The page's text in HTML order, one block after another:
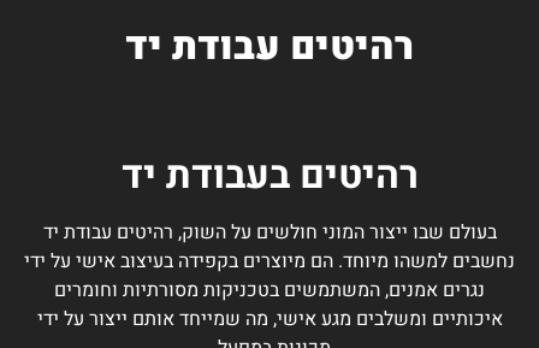
רהיטים עבודת יד
רהיטים בעבודת יד
בעולם שבו ייצור המוני חולשים על השוק, רהיטים עבודת יד
נחשבים למשהו מיוחד. הם מיוצרים בקפידה בעיצוב אישי על ידי
נגרים אמנים, המשתמשים בטכניקות מסורתיות וחומרים
איכותיים ומשלבים מגע אישי, מה שמייחד אותם ייצור על ידי